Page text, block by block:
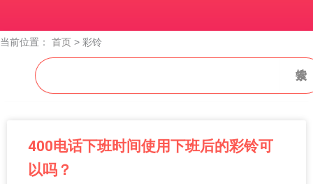
当前位置： 首页 > 彩铃
搜
索
搜索
400电话下班时间使用下班后的彩铃可
以吗？